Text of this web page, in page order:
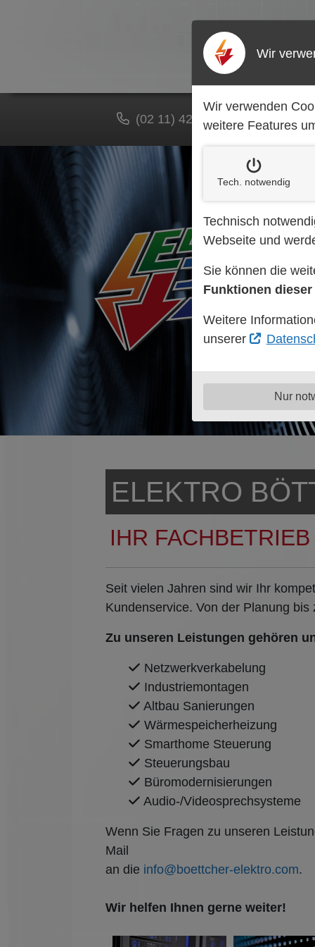
(02 11) 42 53 27
ELEKTRO
IHR
Seit vielen Jahren sind wir Ihr
Kundenservice. Von der Planung
Zu unseren Leistungen gehören
Netzwerkverkabelung
Industriemontagen
Altbau Sanierungen
Wärmespeicherheizung
Smarthome Steuerung
Steuerungsbau
Büromodernisierungen
Audio-/Videosprechsysteme
Wenn Sie Fragen zu unseren
Mail
an die info@boettcher-elektro.com.
Wir helfen Ihnen gerne weiter!
Wir
Wir verwenden
weitere Features
Tech. notwendig
Technisch
Webseite und
Sie können die
Funktionen
Weitere
unserer
Nur